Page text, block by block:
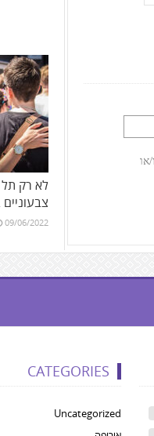
09/06/2022
CATEGORIES
Uncategorized